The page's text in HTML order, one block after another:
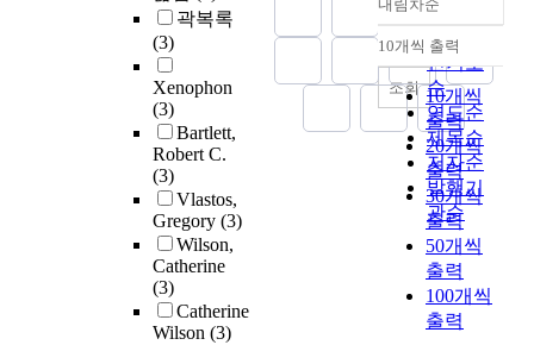
곽복록
(3)
Xenophon
(3)
Bartlett,
Robert C.
(3)
Vlastos,
Gregory (3)
Wilson,
Catherine
(3)
Catherine
Wilson (3)
정확도
순
인기도
순
연도순
제목순
저자순
발행기
관순
내림차순
내림차순
10개씩 출력
10개씩
출력
20개씩
출력
30개씩
출력
50개씩
출력
100개씩
출력
조회